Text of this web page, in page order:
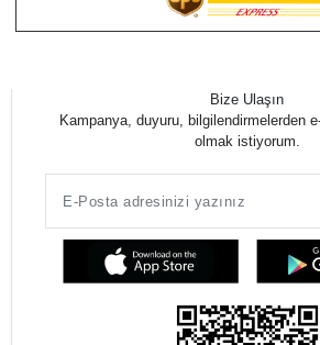
Bize Ulaşın
Kampanya, duyuru, bilgilendirmelerden
olmak istiyorum.